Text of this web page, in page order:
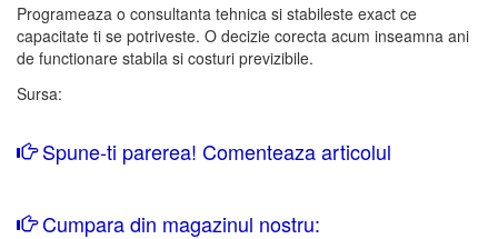
Programeaza o consultanta tehnica si stabileste exact ce
capacitate ti se potriveste. O decizie corecta acum inseamna ani
de functionare stabila si costuri previzibile.
Sursa:
Spune-ti parerea! Comenteaza articolul
Cumpara din magazinul nostru: